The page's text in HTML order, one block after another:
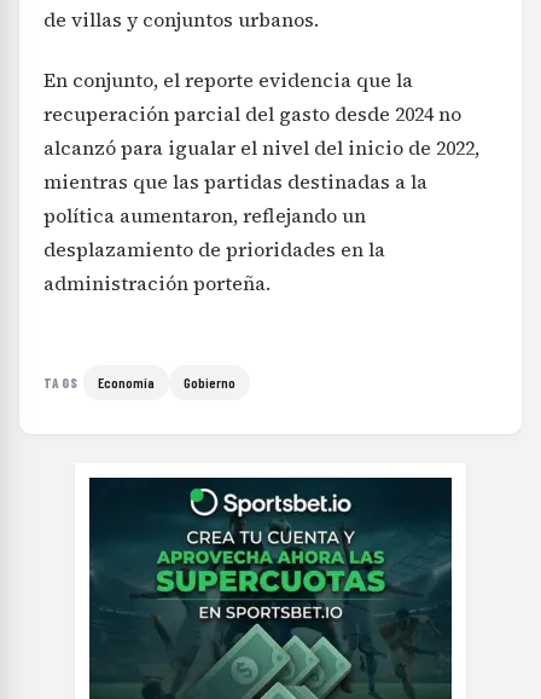
de villas y conjuntos urbanos.
En conjunto, el reporte evidencia que la
recuperación parcial del gasto desde 2024 no
alcanzó para igualar el nivel del inicio de 2022,
mientras que las partidas destinadas a la
política aumentaron, reflejando un
desplazamiento de prioridades en la
administración porteña.
TAGS Economía Gobierno